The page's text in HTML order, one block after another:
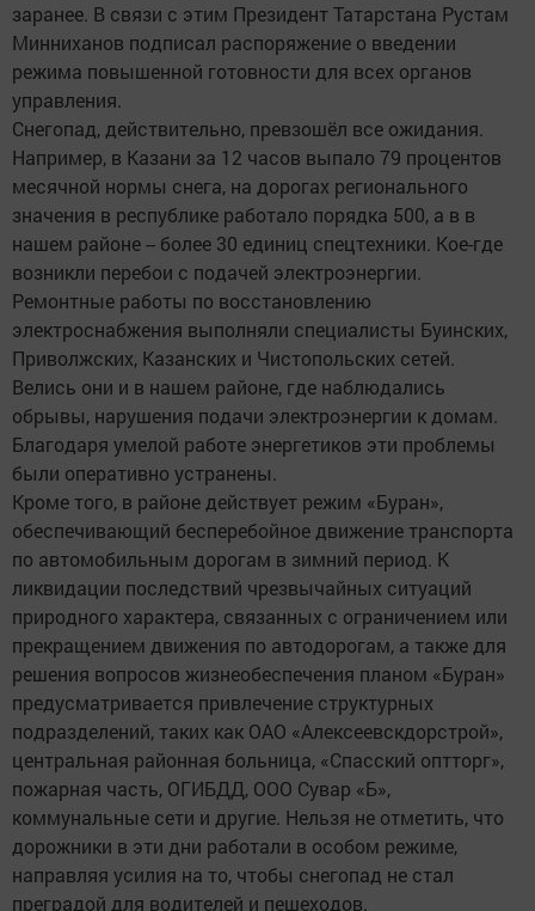
заранее. В связи с этим Президент Татарстана Рустам
Минниханов подписал распоряжение о введении
режима повышенной готовности для всех органов
управления.
Снегопад, действительно, превзошёл все ожидания.
Например, в Казани за 12 часов выпало 79 процентов
месячной нормы снега, на дорогах регионального
значения в республике работало порядка 500, а в в
нашем районе -- более 30 единиц спецтехники. Кое-где
возникли перебои с подачей электроэнергии.
Ремонтные работы по восстановлению
электроснабжения выполняли специалисты Буинских,
Приволжских, Казанских и Чистопольских сетей.
Велись они и в нашем районе, где наблюдались
обрывы, нарушения подачи электроэнергии к домам.
Благодаря умелой работе энергетиков эти проблемы
были оперативно устранены.
Кроме того, в районе действует режим «Буран»,
обеспечивающий бесперебойное движение транспорта
по автомобильным дорогам в зимний период. К
ликвидации последствий чрезвычайных ситуаций
природного характера, связанных с ограничением или
прекращением движения по автодорогам, а также для
решения вопросов жизнеобеспечения планом «Буран»
предусматривается привлечение структурных
подразделений, таких как ОАО «Алексеевскдорстрой»,
центральная районная больница, «Спасский оптторг»,
пожарная часть, ОГИБДД, ООО Сувар «Б»,
коммунальные сети и другие. Нельзя не отметить, что
дорожники в эти дни работали в особом режиме,
направляя усилия на то, чтобы снегопад не стал
преградой для водителей и пешеходов.